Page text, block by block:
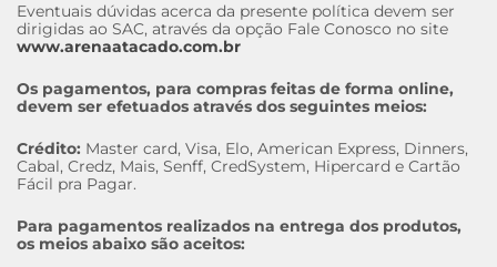
Eventuais dúvidas acerca da presente política devem ser
dirigidas ao SAC, através da opção Fale Conosco no site
www.arenaatacado.com.br
Os pagamentos, para compras feitas de forma online,
devem ser efetuados através dos seguintes meios:
Crédito: Master card, Visa, Elo, American Express, Dinners,
Cabal, Credz, Mais, Senff, CredSystem, Hipercard e Cartão
Fácil pra Pagar.
Para pagamentos realizados na entrega dos produtos,
os meios abaixo são aceitos: